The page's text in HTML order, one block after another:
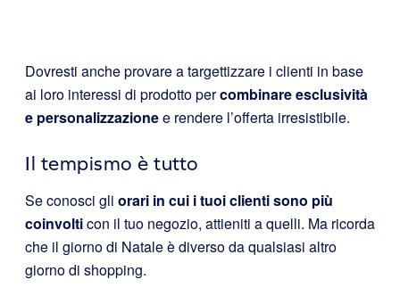
Dovresti anche provare a targettizzare i clienti in base
ai loro interessi di prodotto percombinare esclusività
e personalizzazionee rendere l’offerta irresistibile.
Il tempismo è tutto
Se conosci gli orari in cui i tuoi clienti sono più
coinvolticon il tuo negozio, attieniti a quelli. Ma ricorda
che il giorno di Natale è diverso da qualsiasi altro
giorno di shopping.